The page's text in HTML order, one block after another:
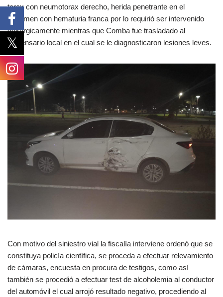
torax con neumotorax derecho, herida penetrante en el
abdomen con hematuria franca por lo requirió ser intervenido
quirúrgicamente mientras que Comba fue trasladado al
dispensario local en el cual se le diagnosticaron lesiones leves.
Con motivo del siniestro vial la fiscalía interviene ordenó que se
constituya policía científica, se proceda a efectuar relevamiento
de cámaras, encuesta en procura de testigos, como así
también se procedió a efectuar test de alcoholemia al conductor
del automóvil el cual arrojó resultado negativo, procediendo al